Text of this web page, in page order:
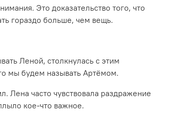
Это доказательство того, что
гораздо больше, чем вещь.
Леной, столкнулась с этим
мы будем называть Артёмом.
Лена часто чувствовала раздражение
кое-что важное.